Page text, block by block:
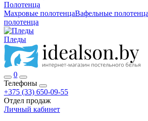
Полотенца
Махровые полотенцаВафельные полотенца
полотенца
Пледы
0
Телефоны
+375 (33) 650-09-55
Отдел продаж
Личный кабинет